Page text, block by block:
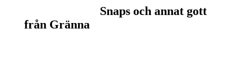
Snaps och annat gott
från Gränna